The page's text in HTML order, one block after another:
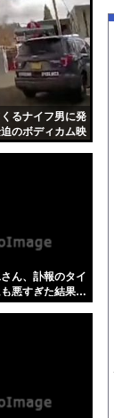
るナイフ男に発
のボディカム映
ん、訃報のタイ
も悪すぎた結果…